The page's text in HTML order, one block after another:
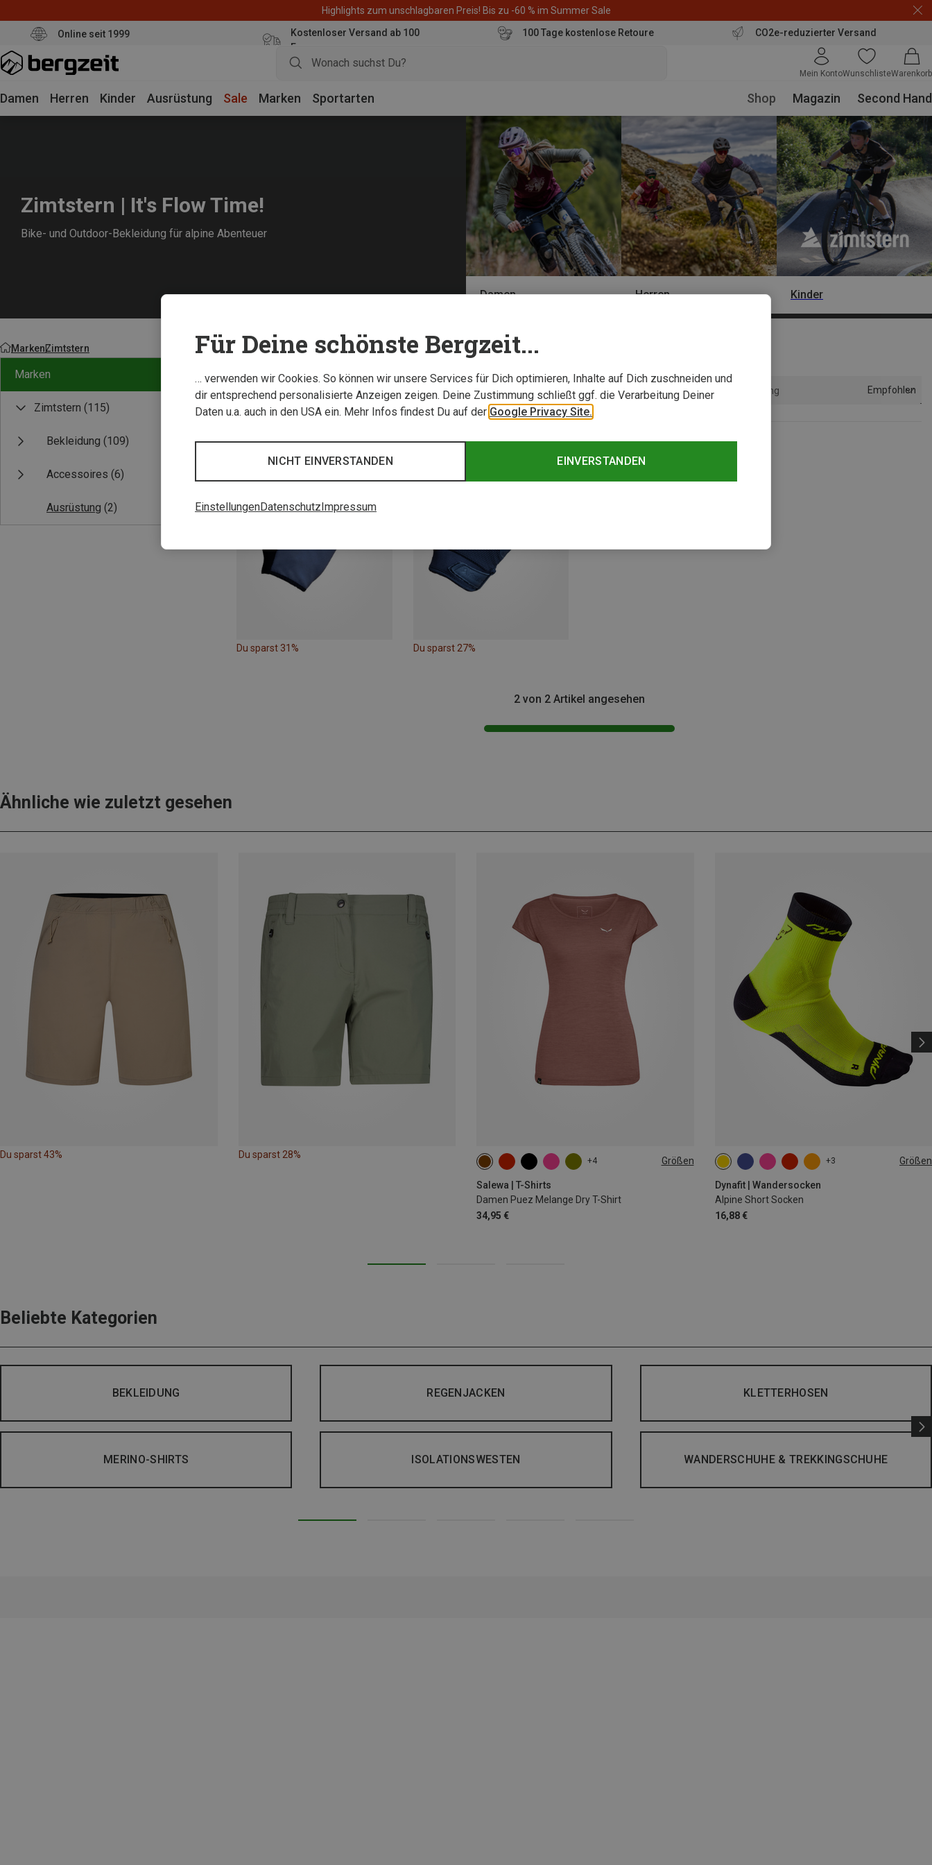
Highlights zum unschlagbaren Preis! Bis zu -60 % im Summer Sale
Online seit 1999
Kostenloser Versand ab 100
Euro
100 Tage kostenlose Retoure CO2e-reduzierter Versand
Mein KontoWunschlisteWarenkorb
Damen Herren Kinder Ausrüstung Sale Marken Sportarten Shop Magazin Second Hand
Zimtstern | It's Flow Time!
Bike- und Outdoor-Bekleidung für alpine Abenteuer
Damen Herren Kinder
MarkenZimtstern
Marken
Zimtstern (115)
Bekleidung (109)
Accessoires (6)
Ausrüstung (2)
Sortierung Empfohlen
Du sparst 31% Du sparst 27%
2 von 2 Artikel angesehen
Ähnliche wie zuletzt gesehen
Du sparst 43% Du sparst 28%
+4 Größen
Salewa | T-Shirts
Damen Puez Melange Dry T-Shirt
34,95 €
+3 Größen
Dynafit | Wandersocken
Alpine Short Socken
16,88 €
35|36|37|38 39|40|41|42
Beliebte Kategorien
BEKLEIDUNG REGENJACKEN KLETTERHOSEN
MERINO-SHIRTS ISOLATIONSWESTEN WANDERSCHUHE & TREKKINGSCHUHE
Für Deine schönste Bergzeit...
… verwenden wir Cookies. So können wir unsere Services für Dich optimieren, Inhalte auf Dich zuschneiden und
dir entsprechend personalisierte Anzeigen zeigen. Deine Zustimmung schließt ggf. die Verarbeitung Deiner
Daten u.a. auch in den USA ein. Mehr Infos findest Du auf der Google Privacy Site.
EINVERSTANDEN
NICHT EINVERSTANDEN
EinstellungenDatenschutzImpressum